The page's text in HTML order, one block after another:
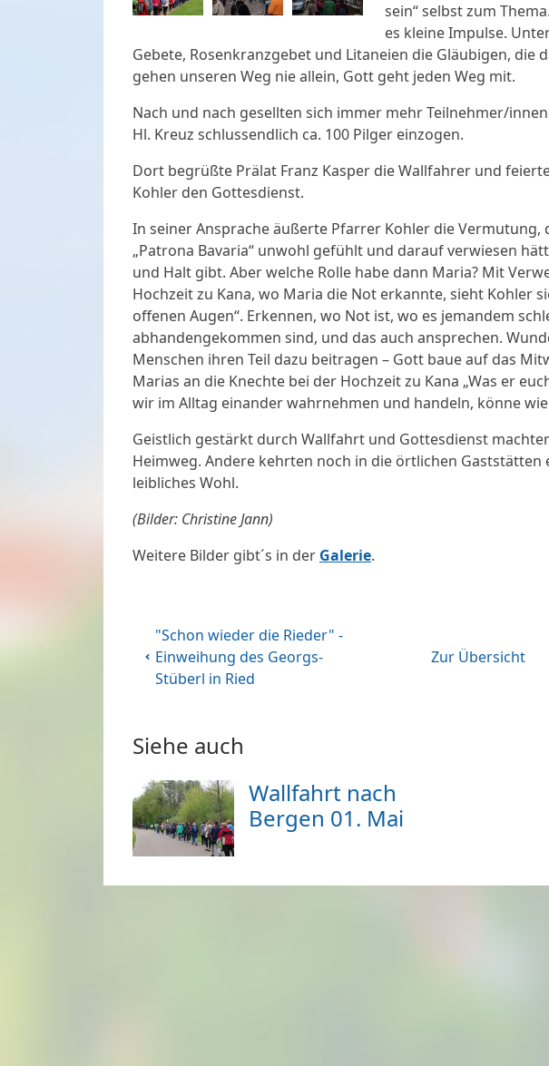
sein“ selbst zum
es kleine Impulse.
Gebete, Rosenkranzgebet und Litaneien die Gläubigen, die
gehen unseren Weg nie allein, Gott geht jeden Weg mit.
Nach und nach gesellten sich immer mehr Teilnehmer/
Hl. Kreuz schlussendlich ca. 100 Pilger einzogen.
Dort begrüßte Prälat Franz Kasper die Wallfahrer und
Kohler den Gottesdienst.
In seiner Ansprache äußerte Pfarrer Kohler die
„Patrona Bavaria“ unwohl gefühlt und darauf verwiesen
und Halt gibt. Aber welche Rolle habe dann Maria? Mit
Hochzeit zu Kana, wo Maria die Not erkannte, sieht Kohler
offenen Augen“. Erkennen, wo Not ist, wo es jemandem
abhandengekommen sind, und das auch ansprechen.
Menschen ihren Teil dazu beitragen – Gott baue auf das
Marias an die Knechte bei der Hochzeit zu Kana „Was er
wir im Alltag einander wahrnehmen und handeln, könne
Geistlich gestärkt durch Wallfahrt und Gottesdienst
Heimweg. Andere kehrten noch in die örtlichen
leibliches Wohl.
(Bilder: Christine Jann)
Weitere Bilder gibt´s in der Galerie.
"Schon wieder die Rieder" -
Einweihung des Georgs-
Stüberl in Ried
Zur Übersicht
Siehe auch
Wallfahrt nach
Bergen 01. Mai